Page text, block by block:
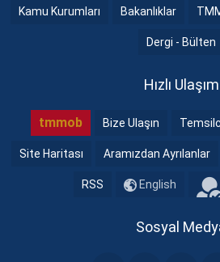
Kamu Kurumları Bakanlıklar
Dergi - Bülten
Hızlı Ulaşım
tmmob Bize Ulaşın
Site Haritası Aramızdan Ayrılanlar
RSS English
Sosyal